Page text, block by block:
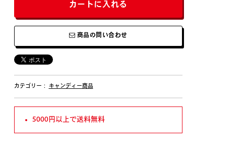
カートに入れる
商品の問い合わせ
カテゴリー： キャンディー商品
5000円以上で送料無料